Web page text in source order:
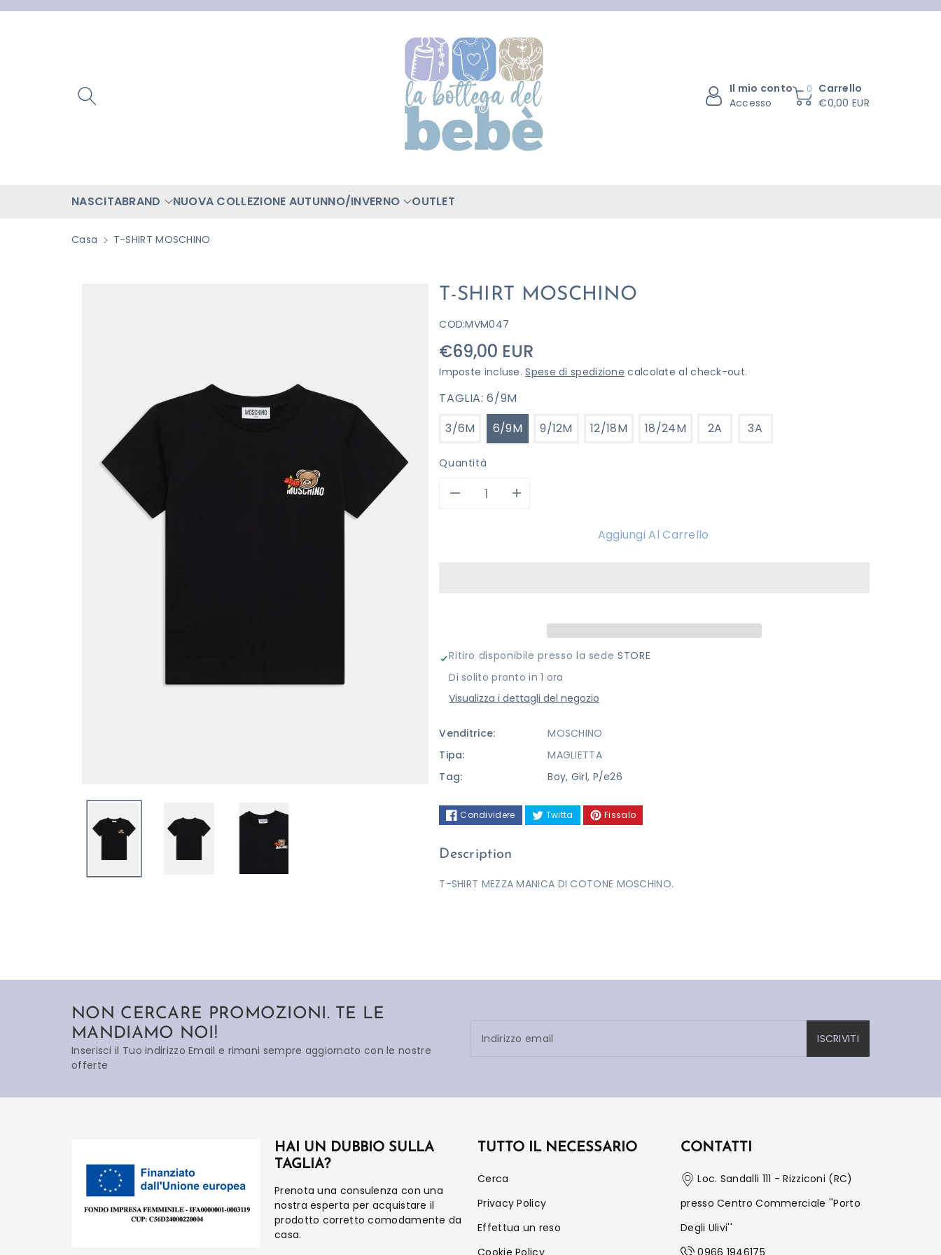
Il mio conto
Accesso
0
Carrello
€0,00 EUR
NASCITABRAND NUOVA COLLEZIONE AUTUNNO/INVERNO OUTLET
Casa T-SHIRT MOSCHINO
T-SHIRT MOSCHINO
COD:MVM047
Prezzo
di
listino
€69,00 EUR
Imposte incluse.Spese di spedizione calcolate al check-out.
TAGLIA:6/9M
3/6M
6/9M 9/12M 12/18M 18/24M 2A 3A
Quantità
Diminuisci
MOSCHINO
Aumenta
quantità
SHIRT
MOSCHINO
Aggiungi Al Carrello
Ritiro disponibile presso la sedeSTORE
Di solito pronto in 1 ora
Visualizza i dettagli del negozio
Venditrice:
MOSCHINO
Tipa:
MAGLIETTA
Tag:
Boy, Girl, P/e26
Condividere Twitta Fissalo
Description
T-SHIRT MEZZA MANICA DI COTONE MOSCHINO.
NON CERCARE PROMOZIONI. TE LE
MANDIAMO NOI!
Inserisci il Tuo indirizzo Email e rimani sempre aggiornato con le nostre
offerte
Indirizzo email ISCRIVITI
HAI UN DUBBIO SULLA
TAGLIA?
Prenota una consulenza con una
nostra esperta per acquistare il
prodotto corretto comodamente da
casa.
TUTTO IL NECESSARIO
Cerca
Privacy Policy
Effettua un reso
Cookie Policy
CONTATTI
Loc. Sandalli 111 - Rizziconi (RC)
presso Centro Commerciale ''Porto
Degli Ulivi''
0966 1946175